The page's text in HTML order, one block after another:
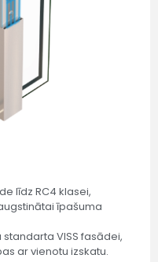
līdz RC4 klasei,
īpašuma
standarta VISS fasādei,
ar vienotu izskatu.